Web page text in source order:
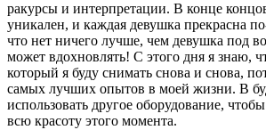
ракурсы и интерпретации. В конце
уникален, и каждая девушка прекрасна
что нет ничего лучше, чем девушка под
может вдохновлять! С этого дня я знаю,
который я буду снимать снова и снова,
самых лучших опытов в моей жизни. В
использовать другое оборудование,
всю красоту этого момента.